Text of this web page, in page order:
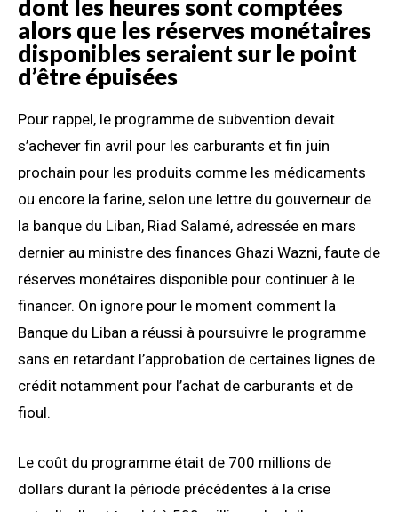
dont les heures sont comptées
alors que les réserves monétaires
disponibles seraient sur le point
d’être épuisées
Pour rappel, le programme de subvention devait
s’achever fin avril pour les carburants et fin juin
prochain pour les produits comme les médicaments
ou encore la farine, selon une lettre du gouverneur de
la banque du Liban, Riad Salamé, adressée en mars
dernier au ministre des finances Ghazi Wazni, faute de
réserves monétaires disponible pour continuer à le
financer. On ignore pour le moment comment la
Banque du Liban a réussi à poursuivre le programme
sans en retardant l’approbation de certaines lignes de
crédit notamment pour l’achat de carburants et de
fioul.
Le coût du programme était de 700 millions de
dollars durant la période précédentes à la crise